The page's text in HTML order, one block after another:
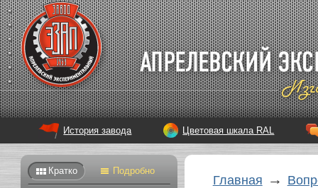
История завода Цветовая шкала RAL
Кратко Подробно
Главная →